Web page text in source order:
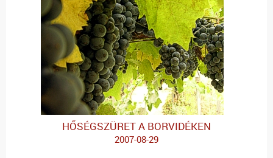
HŐSÉGSZÜRET A BORVIDÉKEN
2007-08-29